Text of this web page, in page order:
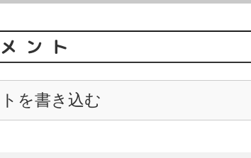
ント
を書き込む